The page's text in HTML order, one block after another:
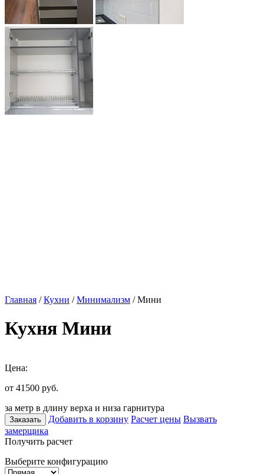
Главная /Кухни /Минимализм / Мини
Кухня Мини
Цена:
от 41500 руб.
за метр в длину верха и низа гарнитура
Заказать Добавить в корзину Расчет цены Вызвать
замерщика
Получить расчет
Выберите конфигурацию